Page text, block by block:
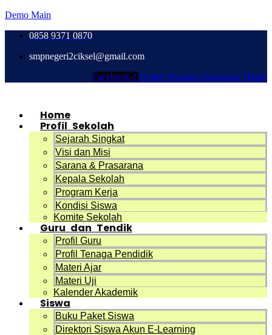
Demo Main
0858 9371 0870
smpnegeri2ciksel@gmail.com
Facebook-f TwitterYoutube Instagram Tiktok
Home
Profil Sekolah
Sejarah Singkat
Visi dan Misi
Sarana & Prasarana
Kepala Sekolah
Program Kerja
Kondisi Siswa
Komite Sekolah
Guru dan Tendik
Profil Guru
Profil Tenaga Pendidik
Materi Ajar
Materi Uji
Kalender Akademik
Siswa
Buku Paket Siswa
Direktori Siswa Akun E-Learning